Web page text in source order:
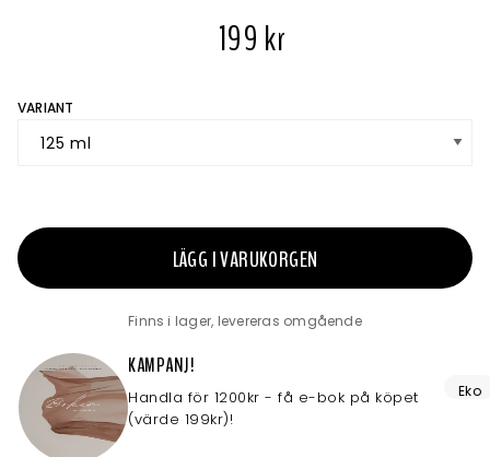
199 kr
VARIANT
LÄGG I VARUKORGEN
Finns i lager, levereras omgående
KAMPANJ!
Handla för 1200kr - få e-bok på köpet
(värde 199kr)!
Eko